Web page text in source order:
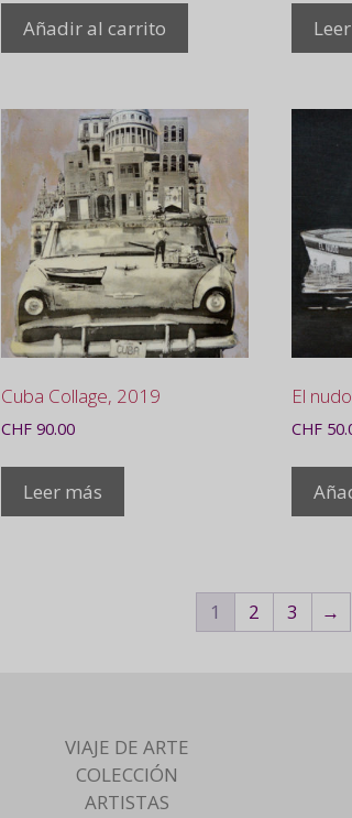
Añadir al carrito
Cuba Collage, 2019
CHF90.00
Leer más
El
CHF
1 2 3 →
VIAJE DE ARTE
COLECCIÓN
ARTISTAS